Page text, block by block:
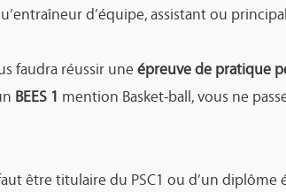
d’équipe, assistant ou
faudra réussir uneépreuve de pratique
BEES 1 mention Basket-ball, vous ne
être titulaire du PSC1 ou d’un diplôme